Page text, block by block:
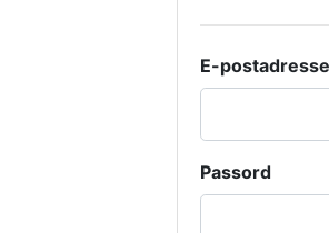
E-postadresse
Passord